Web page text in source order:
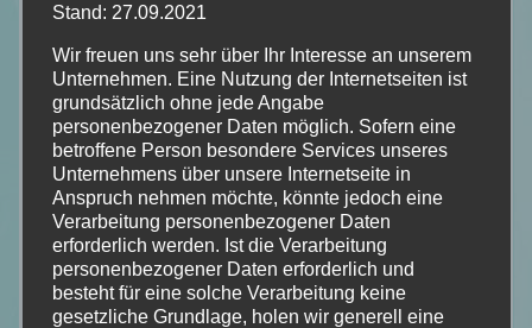
Stand: 27.09.2021
Wir freuen uns sehr über Ihr Interesse an unserem
Unternehmen. Eine Nutzung der Internetseiten ist
grundsätzlich ohne jede Angabe
personenbezogener Daten möglich. Sofern eine
betroffene Person besondere Services unseres
Unternehmens über unsere Internetseite in
Anspruch nehmen möchte, könnte jedoch eine
Verarbeitung personenbezogener Daten
erforderlich werden. Ist die Verarbeitung
personenbezogener Daten erforderlich und
besteht für eine solche Verarbeitung keine
gesetzliche Grundlage, holen wir generell eine